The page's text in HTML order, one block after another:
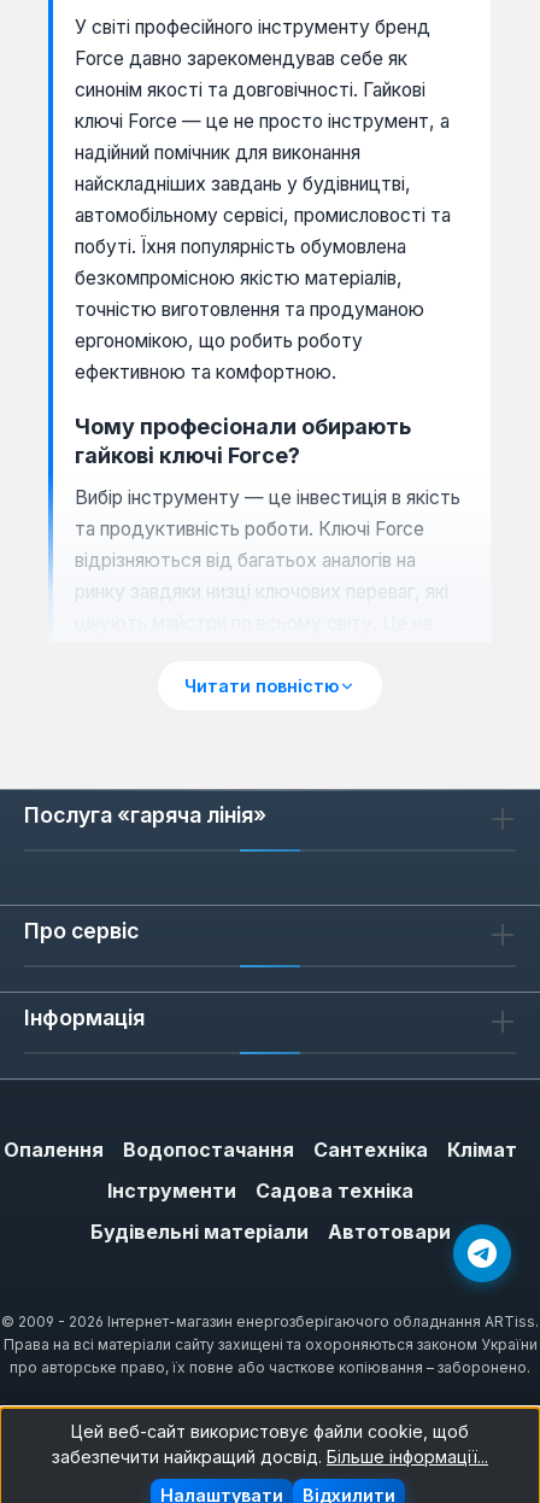
У світі професійного інструменту бренд
Force давно зарекомендував себе як
синонім якості та довговічності. Гайкові
ключі Force — це не просто інструмент, а
надійний помічник для виконання
найскладніших завдань у будівництві,
автомобільному сервісі, промисловості та
побуті. Їхня популярність обумовлена
безкомпромісною якістю матеріалів,
точністю виготовлення та продуманою
ергономікою, що робить роботу
ефективною та комфортною.
Чому професіонали обирають
гайкові ключі Force?
Вибір інструменту — це інвестиція в якість
та продуктивність роботи. Ключі Force
відрізняються від багатьох аналогів на
ринку завдяки низці ключових переваг, які
що витримує інтенсивні навантаження та
легованої хром-ванадієвої сталі, ключі
Force демонструють виняткову міцність
та стійкість до деформацій.
калібрується з високою точністю, що
кріплення та мінімізує ризик
пошкодження граней.
Антикорозійне покриття:
покриття, часто хромоване або матове,
але й ефективно захищає інструмент від
корозії та агресивних середовищ.
ключів розроблені з урахуванням
хват та знижує втому під час тривалої
роботи.
яких завдань
Асортимент гайкових ключів Force вражає
Читати повністю
Послуга «гаряча лінія»
Про сервіс
Інформація
Опалення Водопостачання Сантехніка
Клімат
Інструменти
Садова техніка
Будівельні матеріали
Автотовари
© 2009 - 2026 Інтернет-магазин енергозберігаючого обладнання ARTiss.
Права на всі матеріали сайту захищені та охороняються законом України
про авторське право, їх повне або часткове копіювання – заборонено.
Цей веб-сайт використовує файли cookie, щоб
забезпечити найкращий досвід. Більше інформації...
Відхилити
Налаштувати